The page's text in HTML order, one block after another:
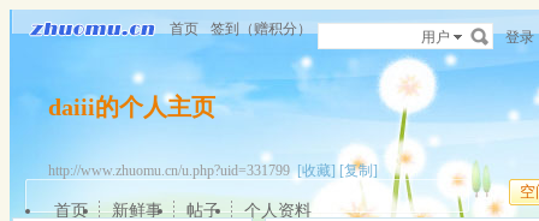
首页 签到（赠积分） 用户 登录
daiii的个人主页
http://www.zhuomu.cn/u.php?uid=331799[收藏] [复制]
空
首页 新鲜事 帖子 个人资料